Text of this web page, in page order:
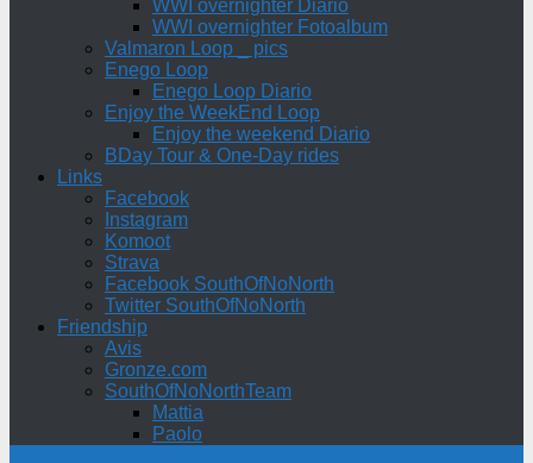
WWI overnighter Diario
WWI overnighter Fotoalbum
Valmaron Loop _ pics
Enego Loop
Enego Loop Diario
Enjoy the WeekEnd Loop
Enjoy the weekend Diario
BDay Tour & One-Day rides
Links
Facebook
Instagram
Komoot
Strava
Facebook SouthOfNoNorth
Twitter SouthOfNoNorth
Friendship
Avis
Gronze.com
SouthOfNoNorthTeam
Mattia
Paolo